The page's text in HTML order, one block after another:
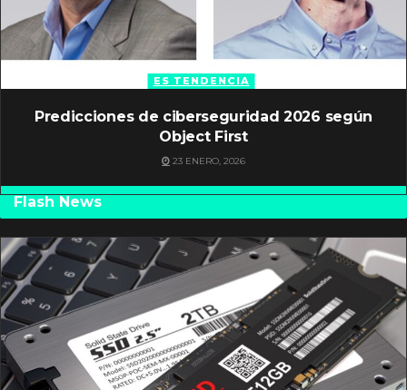
ES TENDENCIA
Predicciones de ciberseguridad 2026 según
Object First
23 ENERO, 2026
Flash News